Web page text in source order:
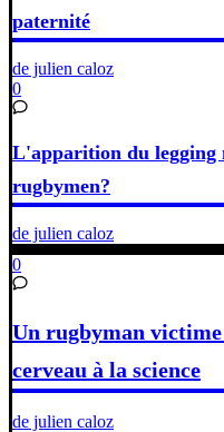
paternité
de julien caloz
0
L'apparition du legging
rugbymen?
de julien caloz
0
Un rugbyman victime
cerveau à la science
de julien caloz